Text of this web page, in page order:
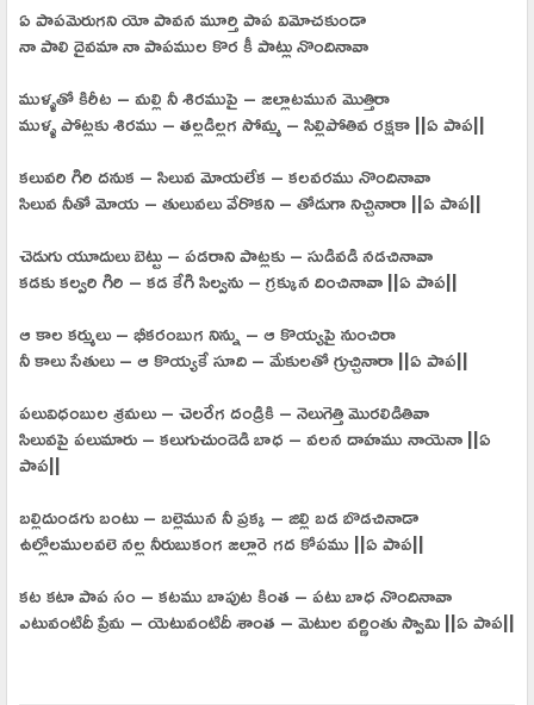
ఏ పాపమెరుగని యో పావన మూర్తి పాప విమోచకుండా
నా పాలి దైవమా నా పాపముల కొర కీ పాట్లు నొందినావా
ముళ్ళతో కిరీట – మల్లి నీ శిరముపై – జల్లాటమున మొత్తిరా
ముళ్ళ పోట్లకు శిరము – తల్లడిల్లగ సోమ్మ – సిల్లిపోతివ రక్షకా ||ఏ పాప||
కలువరి గిరి దనుక – సిలువ మోయలేక – కలవరము నొందినావా
సిలువ నీతో మోయ – తులువలు వేరొకని – తోడుగా నిచ్చినారా ||ఏ పాప||
చెడుగు యూదులు బెట్టు – పడరాని పాట్లకు – సుడివడి నడచినావా
కడకు కల్వరి గిరి – కడ కేగి సిల్వను – గ్రక్కున దించినావా ||ఏ పాప||
ఆ కాల కర్ములు – భీకరంబుగ నిన్ను – ఆ కొయ్యపై నుంచిరా
నీ కాలు సేతులు – ఆ కొయ్యకే సూది – మేకులతో గ్రుచ్చినారా ||ఏ పాప||
పలువిధంబుల శ్రమలు – చెలరేగ దండ్రికి – నెలుగెత్తి మొరలిడితివా
సిలువపై పలుమారు – కలుగుచుండెడి బాధ – వలన దాహము నాయెనా ||ఏ
పాప||
బల్లిదుండగు బంటు – బల్లెమున నీ ప్రక్క – జిల్లి బడ బొడచినాడా
ఉల్లోలములవలె నల్ల నీరుబుకంగ జల్లారె గద కోపము ||ఏ పాప||
కట కటా పాప సం – కటము బాపుట కింత – పటు బాధ నొందినావా
ఎటువంటిదీ ప్రేమ – యెటువంటిదీ శాంత – మెటుల వర్ణింతు స్వామి ||ఏ పాప||